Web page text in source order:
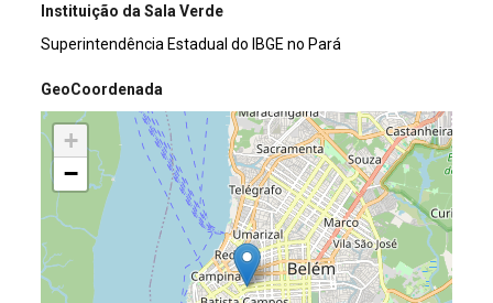
Instituição da Sala Verde
Superintendência Estadual do IBGE no Pará
GeoCoordenada
+
−